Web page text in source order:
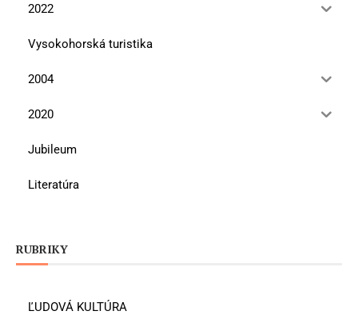
2022
Vysokohorská turistika
2004
2020
Jubileum
Literatúra
RUBRIKY
ĽUDOVÁ KULTÚRA